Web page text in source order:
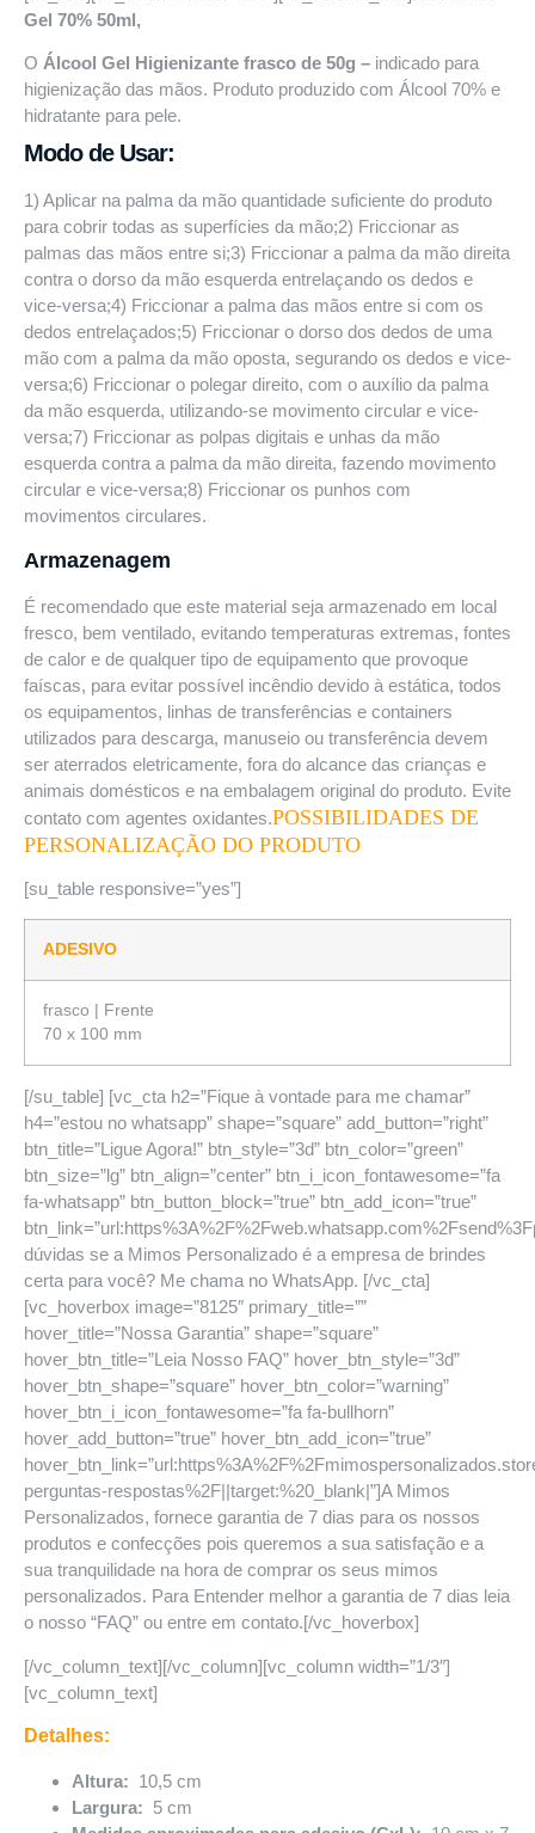
Gel 70% 50ml,
O Álcool Gel Higienizante frasco de 50g – indicado para
higienização das mãos. Produto produzido com Álcool 70% e
hidratante para pele.
Modo de Usar:
1) Aplicar na palma da mão quantidade suficiente do produto
para cobrir todas as superfícies da mão;2) Friccionar as
palmas das mãos entre si;3) Friccionar a palma da mão direita
contra o dorso da mão esquerda entrelaçando os dedos e
vice-versa;4) Friccionar a palma das mãos entre si com os
dedos entrelaçados;5) Friccionar o dorso dos dedos de uma
mão com a palma da mão oposta, segurando os dedos e vice-
versa;6) Friccionar o polegar direito, com o auxílio da palma
da mão esquerda, utilizando-se movimento circular e vice-
versa;7) Friccionar as polpas digitais e unhas da mão
esquerda contra a palma da mão direita, fazendo movimento
circular e vice-versa;8) Friccionar os punhos com
movimentos circulares.
Armazenagem
É recomendado que este material seja armazenado em local
fresco, bem ventilado, evitando temperaturas extremas, fontes
de calor e de qualquer tipo de equipamento que provoque
faíscas, para evitar possível incêndio devido à estática, todos
os equipamentos, linhas de transferências e containers
utilizados para descarga, manuseio ou transferência devem
ser aterrados eletricamente, fora do alcance das crianças e
animais domésticos e na embalagem original do produto. Evite
contato com agentes oxidantes.POSSIBILIDADES DE
PERSONALIZAÇÃO DO PRODUTO
[su_table responsive=”yes”]
ADESIVO
frasco | Frente
70 x 100 mm
[/su_table] [vc_cta h2=”Fique à vontade para me chamar”
h4=”estou no whatsapp” shape=”square” add_button=”right”
btn_title=”Ligue Agora!” btn_style=”3d” btn_color=”green”
btn_size=”lg” btn_align=”center” btn_i_icon_fontawesome=”fa
fa-whatsapp” btn_button_block=”true” btn_add_icon=”true”
dúvidas se a Mimos Personalizado é a empresa de brindes
certa para você? Me chama no WhatsApp. [/vc_cta]
[vc_hoverbox image=”8125″ primary_title=””
hover_title=”Nossa Garantia” shape=”square”
hover_btn_title=”Leia Nosso FAQ” hover_btn_style=”3d”
hover_btn_shape=”square” hover_btn_color=”warning”
hover_btn_i_icon_fontawesome=”fa fa-bullhorn”
hover_add_button=”true” hover_btn_add_icon=”true”
perguntas-respostas%2F||target:%20_blank|”]A Mimos
Personalizados, fornece garantia de 7 dias para os nossos
produtos e confecções pois queremos a sua satisfação e a
sua tranquilidade na hora de comprar os seus mimos
personalizados. Para Entender melhor a garantia de 7 dias leia
o nosso “FAQ” ou entre em contato.[/vc_hoverbox]
[/vc_column_text][/vc_column][vc_column width=”1/3″]
[vc_column_text]
Detalhes:
Altura: 10,5 cm
Largura: 5 cm